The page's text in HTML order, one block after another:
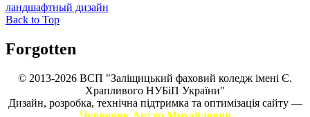
ландшафтный дизайн
Back to Top
Forgotten
© 2013-2026 ВСП "Заліщицький фаховий коледж імені Є.
Храпливого НУБіП України"
Дизайн, розробка, технічна підтримка та оптимізація сайту —